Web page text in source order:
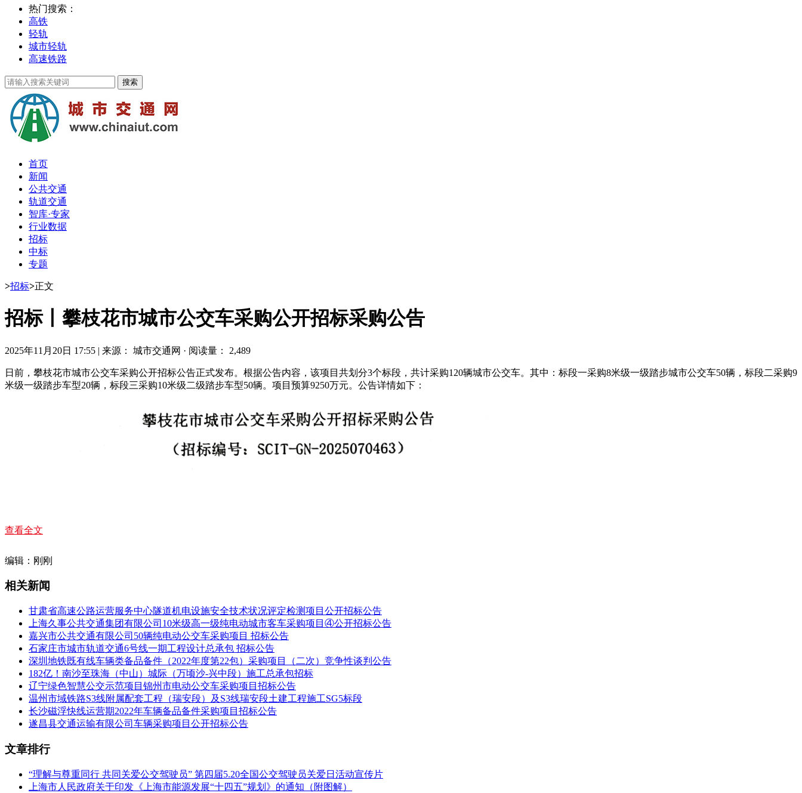
热门搜索：
高铁
轻轨
城市轻轨
高速铁路
首页
新闻
公共交通
轨道交通
智库·专家
行业数据
招标
中标
专题
>招标>正文
招标丨攀枝花市城市公交车采购公开招标采购公告
2025年11月20日 17:55 | 来源： 城市交通网 · 阅读量： 2,489
日前，攀枝花市城市公交车采购公开招标公告正式发布。根据公告内容，该项目共划分3个标段，共计采购120辆城市公交车。其中：标段一采购8米级一级踏步城市公交车50辆，标段二采购9
米级一级踏步车型20辆，标段三采购10米级二级踏步车型50辆。 项目预算9250万元。公告详情如下：
查看全文
编辑：刚刚
相关新闻
甘肃省高速公路运营服务中心隧道机电设施安全技术状况评定检测项目公开招标公告
上海久事公共交通集团有限公司10米级高一级纯电动城市客车采购项目④公开招标公告
嘉兴市公共交通有限公司50辆纯电动公交车采购项目 招标公告
石家庄市城市轨道交通6号线一期工程设计总承包 招标公告
深圳地铁既有线车辆类备品备件（2022年度第22包）采购项目（二次）竞争性谈判公告
182亿！南沙至珠海（中山）城际（万顷沙-兴中段）施工总承包招标
辽宁绿色智慧公交示范项目锦州市电动公交车采购项目招标公告
温州市域铁路S3线附属配套工程（瑞安段）及S3线瑞安段土建工程施工SG5标段
长沙磁浮快线运营期2022年车辆备品备件采购项目招标公告
遂昌县交通运输有限公司车辆采购项目公开招标公告
文章排行
“理解与尊重同行 共同关爱公交驾驶员” 第四届5.20全国公交驾驶员关爱日活动宣传片
上海市人民政府关于印发《上海市能源发展“十四五”规划》的通知（附图解）